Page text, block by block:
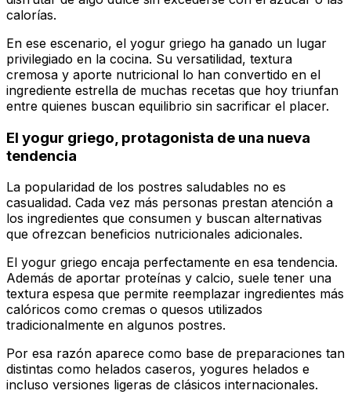
calorías.
En ese escenario, el yogur griego ha ganado un lugar
privilegiado en la cocina. Su versatilidad, textura
cremosa y aporte nutricional lo han convertido en el
ingrediente estrella de muchas recetas que hoy triunfan
entre quienes buscan equilibrio sin sacrificar el placer.
El yogur griego, protagonista de una nueva
tendencia
La popularidad de los postres saludables no es
casualidad. Cada vez más personas prestan atención a
los ingredientes que consumen y buscan alternativas
que ofrezcan beneficios nutricionales adicionales.
El yogur griego encaja perfectamente en esa tendencia.
Además de aportar proteínas y calcio, suele tener una
textura espesa que permite reemplazar ingredientes más
calóricos como cremas o quesos utilizados
tradicionalmente en algunos postres.
Por esa razón aparece como base de preparaciones tan
distintas como helados caseros, yogures helados e
incluso versiones ligeras de clásicos internacionales.